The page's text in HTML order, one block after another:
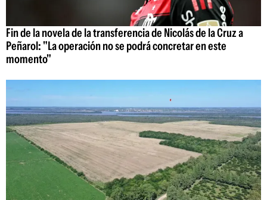
Fin de la novela de la transferencia de Nicolás de la Cruz a
Peñarol: "La operación no se podrá concretar en este
momento"